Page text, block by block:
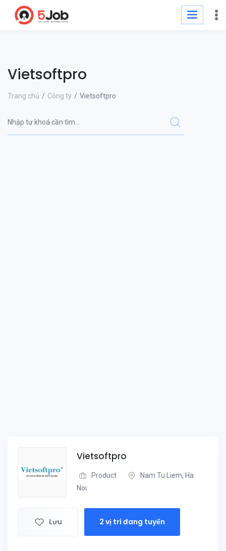
Vietsoftpro
Trang chủ Công ty Vietsoftpro
Vietsoftpro
Product
Nam Tu Liem, Ha
Noi
Lưu 2 vị trí đang tuyển